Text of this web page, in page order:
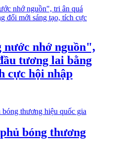
nhớ nguồn",
tương lai bằng
cực hội nhập
bóng thương